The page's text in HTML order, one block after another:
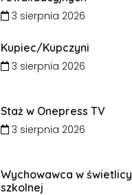
3 sierpnia 2026
Kupiec/Kupczyni
3 sierpnia 2026
Staż w Onepress TV
3 sierpnia 2026
Wychowawca w świetlicy
szkolnej